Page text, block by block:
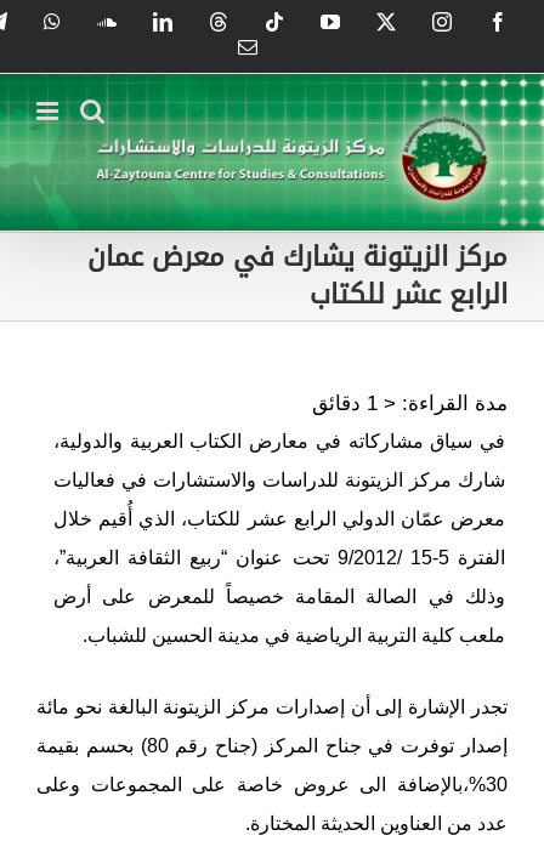
content
Facebook
Instagram
X
YouTube
Tiktok
Threads
LinkedIn
SoundCloud
Email
مركز الزيتونة يشارك في معرض عمان
الرابع عشر للكتاب
مدة القراءة: < 1 دقائق
في سياق مشاركاته في معارض الكتاب العربية والدولية،
شارك مركز الزيتونة للدراسات والاستشارات في فعاليات
معرض عمّان الدولي الرابع عشر للكتاب، الذي أُقيم خلال
الفترة 5-15 /9/2012 تحت عنوان “ربيع الثقافة العربية”،
وذلك في الصالة المقامة خصيصاً للمعرض على أرض
ملعب كلية التربية الرياضية في مدينة الحسين للشباب.
تجدر الإشارة إلى أن إصدارات مركز الزيتونة البالغة نحو مائة
إصدار توفرت في جناح المركز (جناح رقم 80) بحسم بقيمة
30%،بالإضافة الى عروض خاصة على المجموعات وعلى
عدد من العناوين الحديثة المختارة.